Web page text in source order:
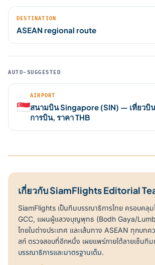
DESTINATION
ASEAN regional route
AUTO-SUGGESTED
🇸🇬
AIRPORT
สนามบิน Singapore (SIN) — เที่ยวบิ
การบิน, ราคา THB
เกี่ยวกับ SiamFlights Editorial
SiamFlights เป็นทีมบรรณาธิการไทย ครอบคลุ
GCC, แผนผู้แสวงบุญพุทธ (Bodh Gaya/
ไทยในต่างประเทศ และเส้นทาง ASEAN ทุกบทค
สก์ ตรวจสอบที่อีกหนึ่ง เผยแพร่ภายใต้ลายเซ็นทีม
บรรณาธิการและมาตรฐานเต็ม.